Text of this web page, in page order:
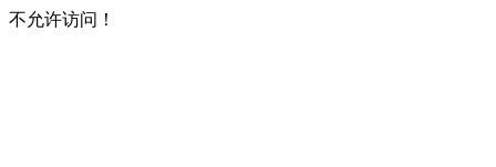
不允许访问！